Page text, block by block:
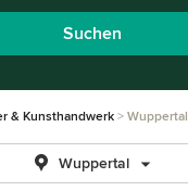
Suchen
& Kunsthandwerk Wuppertal
Wuppertal